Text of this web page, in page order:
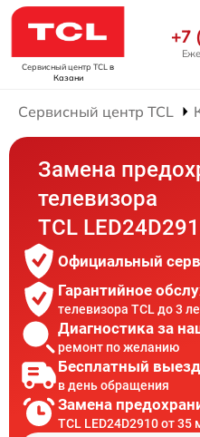
Сервисный центр TCL в
Казани
+7
Сервисный центр TCL
Замена
телевизора
TCL
Официальный
Гарантийное
телевизора TCL до 3
Диагностика за
ремонт по желанию
Бесплатный
в день обращения
Замена
TCL LED24D2910 от 35